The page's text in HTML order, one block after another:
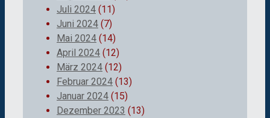
Juli 2024 (11)
Juni 2024 (7)
Mai 2024 (14)
April 2024 (12)
März 2024 (12)
Februar 2024 (13)
Januar 2024 (15)
Dezember 2023 (13)